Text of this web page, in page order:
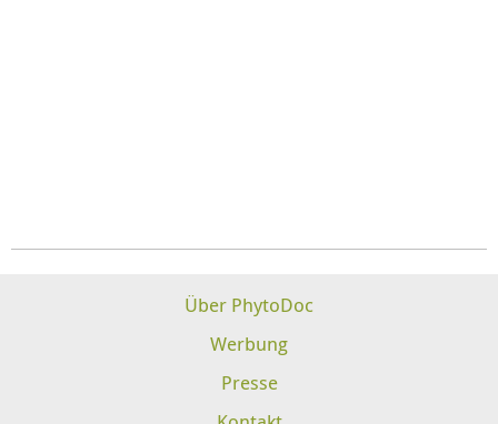
Über PhytoDoc
Werbung
Presse